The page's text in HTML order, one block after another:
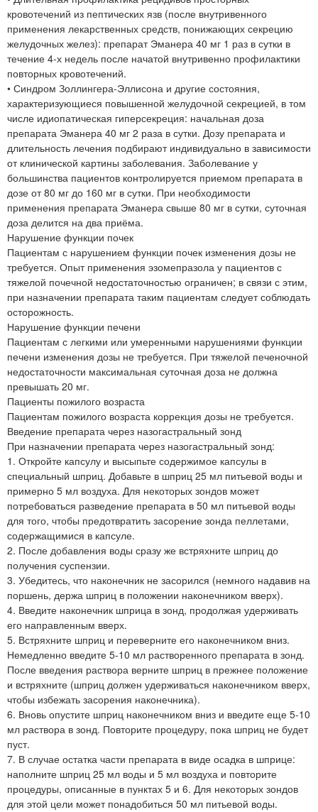
кровотечений из пептических язв (после внутривенного
применения лекарственных средств, понижающих секрецию
желудочных желез): препарат Эманера 40 мг 1 раз в сутки в
течение 4-х недель после начатой внутривенно профилактики
повторных кровотечений.
• Синдром Золлингера-Эллисона и другие состояния,
характеризующиеся повышенной желудочной секрецией, в том
числе идиопатическая гиперсекреция: начальная доза
препарата Эманера 40 мг 2 раза в сутки. Дозу препарата и
длительность лечения подбирают индивидуально в зависимости
от клинической картины заболевания. Заболевание у
большинства пациентов контролируется приемом препарата в
дозе от 80 мг до 160 мг в сутки. При необходимости
применения препарата Эманера свыше 80 мг в сутки, суточная
доза делится на два приёма.
Нарушение функции почек
Пациентам с нарушением функции почек изменения дозы не
требуется. Опыт применения эзомепразола у пациентов с
тяжелой почечной недостаточностью ограничен; в связи с этим,
при назначении препарата таким пациентам следует соблюдать
осторожность.
Нарушение функции печени
Пациентам с легкими или умеренными нарушениями функции
печени изменения дозы не требуется. При тяжелой печеночной
недостаточности максимальная суточная доза не должна
превышать 20 мг.
Пациенты пожилого возраста
Пациентам пожилого возраста коррекция дозы не требуется.
Введение препарата через назогастральный зонд
При назначении препарата через назогастральный зонд:
1. Откройте капсулу и высыпьте содержимое капсулы в
специальный шприц. Добавьте в шприц 25 мл питьевой воды и
примерно 5 мл воздуха. Для некоторых зондов может
потребоваться разведение препарата в 50 мл питьевой воды
для того, чтобы предотвратить засорение зонда пеллетами,
содержащимися в капсуле.
2. После добавления воды сразу же встряхните шприц до
получения суспензии.
3. Убедитесь, что наконечник не засорился (немного надавив на
поршень, держа шприц в положении наконечником вверх).
4. Введите наконечник шприца в зонд, продолжая удерживать
его направленным вверх.
5. Встряхните шприц и переверните его наконечником вниз.
Немедленно введите 5-10 мл растворенного препарата в зонд.
После введения раствора верните шприц в прежнее положение
и встряхните (шприц должен удерживаться наконечником вверх,
чтобы избежать засорения наконечника).
6. Вновь опустите шприц наконечником вниз и введите еще 5-10
мл раствора в зонд. Повторите процедуру, пока шприц не будет
пуст.
7. В случае остатка части препарата в виде осадка в шприце:
наполните шприц 25 мл воды и 5 мл воздуха и повторите
процедуры, описанные в пунктах 5 и 6. Для некоторых зондов
для этой цели может понадобиться 50 мл питьевой воды.